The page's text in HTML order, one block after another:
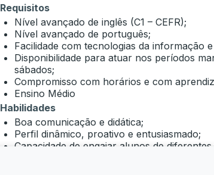
Requisitos
Nível avançado de inglês (C1 – CEFR);
Nível avançado de português;
Facilidade com tecnologias da informação
Disponibilidade para atuar nos períodos
sábados;
Compromisso com horários e com
Ensino Médio
Habilidades
Boa comunicação e didática;
Perfil dinâmico, proativo e entusiasmado;
Capacidade de engajar alunos de